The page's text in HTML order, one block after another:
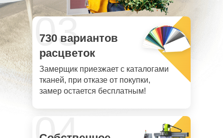
03
730 вариантов
расцветок
Замерщик приезжает с каталогами
тканей, при отказе от покупки,
замер остается бесплатным!